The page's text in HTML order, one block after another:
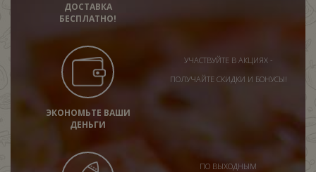
ДОСТАВКА
БЕСПЛАТНО!
ЭКОНОМЬТЕ ВАШИ
ДЕНЬГИ
УЧАСТВУЙТЕ В АКЦИЯХ -
ПОЛУЧАЙТЕ СКИДКИ И БОНУСЫ!
ПО ВЫХОДНЫМ